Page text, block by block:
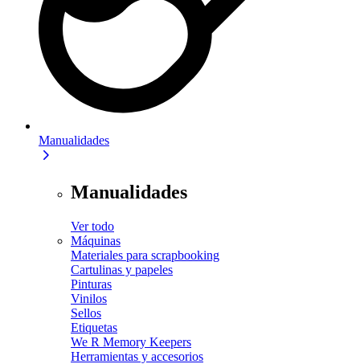
Manualidades
Manualidades
Ver todo
Máquinas
Materiales para scrapbooking
Cartulinas y papeles
Pinturas
Vinilos
Sellos
Etiquetas
We R Memory Keepers
Herramientas y accesorios